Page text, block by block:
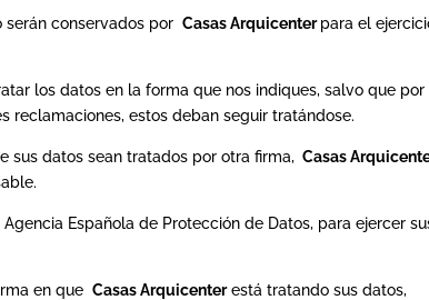
serán conservados porCasas Arquicenterpara el
los datos en la forma que nos indiques, salvo que por
reclamaciones, estos deban seguir tratándose.
sus datos sean tratados por otra firma, Casas
Española de Protección de Datos, para ejercer
en queCasas Arquicenterestá tratando sus datos,